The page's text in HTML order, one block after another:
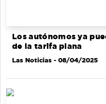
Los autónomos ya
de la tarifa plana
Las Noticias - 08/04/2025